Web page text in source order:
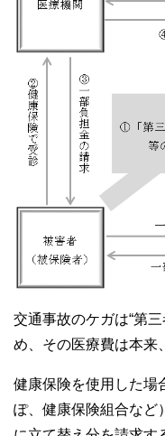
交通事故のケガは“第
め、その医療費は本来
健康保険を使用した場
ぽ、健康保険組合など